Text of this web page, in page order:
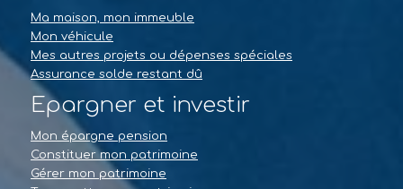
Ma maison, mon immeuble
Mon véhicule
Mes autres projets ou dépenses spéciales
Assurance solde restant dû
Epargner et investir
Mon épargne pension
Constituer mon patrimoine
Gérer mon patrimoine